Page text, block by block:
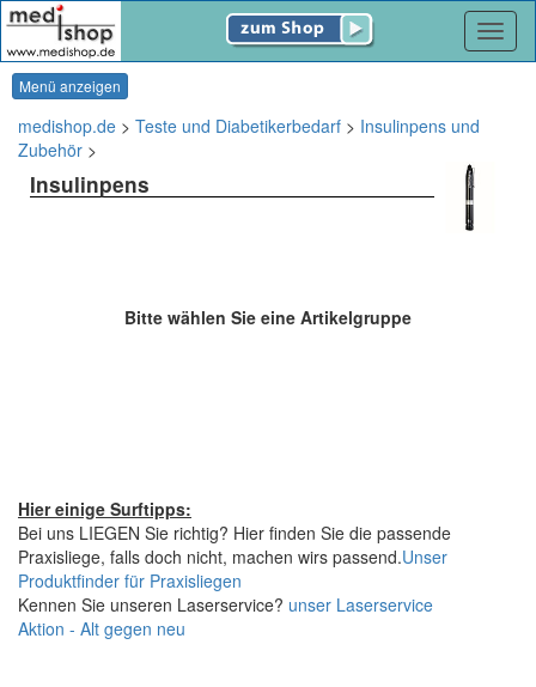
Menü anzeigen
medishop.de > Teste und Diabetikerbedarf > Insulinpens und
Zubehör >
Insulinpens
Bitte wählen Sie eine Artikelgruppe
Hier einige Surftipps:
Bei uns LIEGEN Sie richtig? Hier finden Sie die passende
Praxisliege, falls doch nicht, machen wirs passend.Unser
Produktfinder für Praxisliegen
Kennen Sie unseren Laserservice? unser Laserservice
Aktion - Alt gegen neu